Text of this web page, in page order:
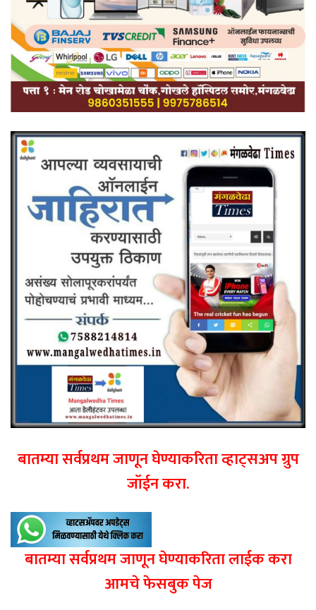
बातम्या सर्वप्रथम जाणून घेण्याकरिता व्हाट्सअप ग्रुप
जॉईन करा.
बातम्या सर्वप्रथम जाणून घेण्याकरिता लाईक करा
आमचे फेसबुक पेज